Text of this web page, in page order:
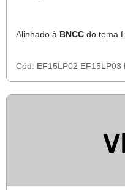
Alinhado à BNCC do tema
Cód: EF15LP02 EF15LP03